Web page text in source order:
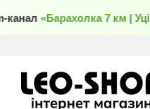
«Барахолка 7 км |